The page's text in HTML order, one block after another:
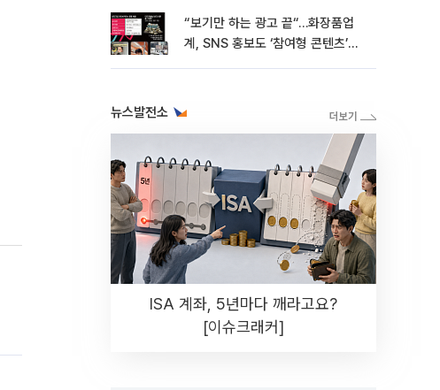
“보기만 하는 광고 끝“…화장품업
계, SNS 홍보도 ‘참여형 콘텐츠’로
뉴스발전소
ISA 계좌, 5년마다 깨라고요?
[이슈크래커]